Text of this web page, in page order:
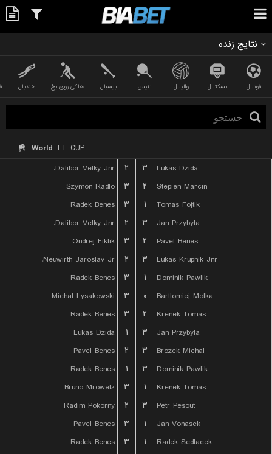
نتایج زنده
فوتبال بسکتبال والیبال تنیس بیسبال هاکی روی یخ هندبال
World TT-CUP
Dalibor Velky Jnr.
۲ ۳
Lukas Dzida
Szymon Radlo
۳ ۲
Stepien Marcin
Radek Benes
۳ ۱
Tomas Fojtik
Dalibor Velky Jnr.
۲ ۳
Jan Przybyla
Ondrej Fiklik
۳ ۲
Pavel Benes
Neuwirth Jaroslav Jr.
۲ ۳
Lukas Krupnik Jnr
Radek Benes
۳ ۱
Dominik Pawlik
Michal Lysakowski
۳ ۰
Bartlomiej Molka
Radek Benes
۳ ۲
Krenek Tomas
Lukas Dzida
۱ ۳
Jan Przybyla
Pavel Benes
۲ ۳
Brozek Michal
Radek Benes
۱ ۳
Dominik Pawlik
Bruno Mrowetz
۳ ۱
Krenek Tomas
Radim Pokorny
۲ ۳
Petr Pesout
Pavel Benes
۳ ۱
Jan Vonasek
Radek Benes
۳ ۱
Radek Sedlacek